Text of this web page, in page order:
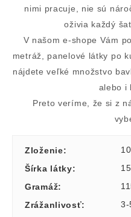
nimi pracuje, nie sú
oživia každý
V našom e-shope Vám
metráž, panelové látky po
nájdete veľké množstvo
alebo i
Preto veríme, že si z
Zloženie:
Šírka látky:
Gramáž:
Zrážanlivosť:
3-